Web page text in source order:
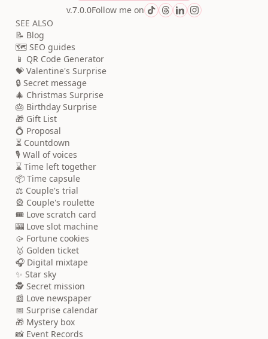
v.7.0.0Follow me on
SEE ALSO
📝 Blog
🗺️ SEO guides
📱 QR Code Generator
💝 Valentine's Surprise
🔒 Secret message
🎄 Christmas Surprise
🎂 Birthday Surprise
🎁 Gift List
💍 Proposal
⏳ Countdown
🎙️ Wall of voices
⌛ Time left together
📦 Time capsule
⚖️ Couple's trial
🎡 Couple's roulette
🎟️ Love scratch card
🎰 Love slot machine
🥠 Fortune cookies
🥇 Golden ticket
🎧 Digital mixtape
✨ Star sky
🕵️ Secret mission
📰 Love newspaper
📅 Surprise calendar
🎁 Mystery box
📸 Event Records